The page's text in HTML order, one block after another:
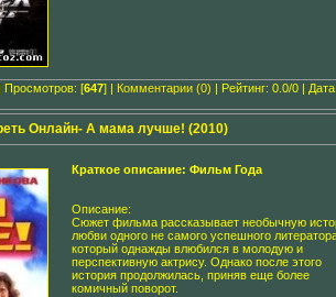
| Просмотров: [647] | Комментарии (0) | Рейтинг: 0.0/0 | Дата:
Онлайн- А мама лучше! (2010)
Краткое описание: Фильм Года
Описание:
Сюжет фильма рассказывает необычную
любви одного не самого успешного
который однажды влюбился в молодую и
перспективную актрису. Однако после этого
история продолжилась, приняв еще более
комичный поворот.